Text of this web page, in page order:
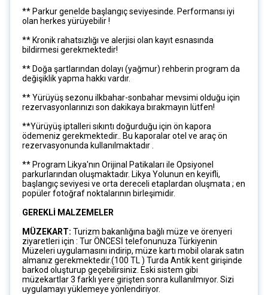
** Parkur genelde başlangıç seviyesinde. Performansı iyi
olan herkes yürüyebilir !
** Kronik rahatsızlığı ve alerjisi olan kayıt esnasında
bildirmesi gerekmektedir!
** Doğa şartlarından dolayı (yağmur) rehberin program da
değişiklik yapma hakkı vardır.
** Yürüyüş sezonu ilkbahar-sonbahar mevsimi olduğu için
rezervasyonlarınızı son dakikaya bırakmayın lütfen!
**Yürüyüş iptalleri sıkıntı doğurduğu için ön kapora
ödemeniz gerekmektedir.. Bu kaporalar otel ve araç ön
rezervasyonunda kullanılmaktadır .
** Program Likya'nın Orijinal Patikaları ile Opsiyonel
parkurlarından oluşmaktadır. Likya Yolunun en keyifli,
başlangıç seviyesi ve orta dereceli etaplardan oluşmata ; en
popüler fotoğraf noktalarının birleşimidir.
GEREKLİ MALZEMELER
MÜZEKART: Turizm bakanlığına bağlı müze ve örenyeri
ziyaretleri için : Tur ÖNCESİ telefonunuza Türkiyenin
Müzeleri uygulamasını indirip, müze kartı mobil olarak satın
almanız gerekmektedir.(100 TL ) Turda Antik kent girişinde
barkod oluşturup geçebilirsiniz. Eski sistem gibi
müzekartlar 3 farklı yere girişten sonra kullanılmıyor. Sizi
uygulamayı yüklemeye yönlendiriyor.